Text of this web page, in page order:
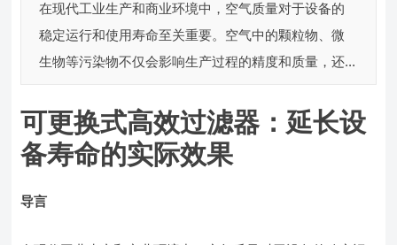
在现代工业生产和商业环境中，空气质量对于设备的
稳定运行和使用寿命至关重要。空气中的颗粒物、微
生物等污染物不仅会影响生产过程的精度和质量，还...
可更换式高效过滤器：延长设
备寿命的实际效果
导言